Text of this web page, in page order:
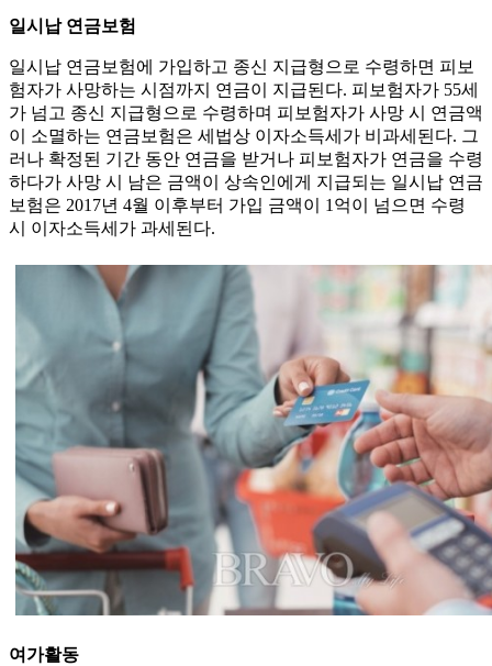
일시납 연금보험
일시납 연금보험에 가입하고 종신 지급형으로 수령하면 피보
험자가 사망하는 시점까지 연금이 지급된다. 피보험자가 55세
가 넘고 종신 지급형으로 수령하며 피보험자가 사망 시 연금액
이 소멸하는 연금보험은 세법상 이자소득세가 비과세된다. 그
러나 확정된 기간 동안 연금을 받거나 피보험자가 연금을 수령
하다가 사망 시 남은 금액이 상속인에게 지급되는 일시납 연금
보험은 2017년 4월 이후부터 가입 금액이 1억이 넘으면 수령
시 이자소득세가 과세된다.
여가활동